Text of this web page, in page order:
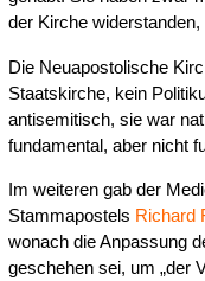
der Kirche
Die Neuapostolische
Staatskirche, kein
antisemitisch, sie war
fundamental, aber nicht
Im weiteren gab der
Stammapostels Richard
wonach die Anpassung
geschehen sei, um „der